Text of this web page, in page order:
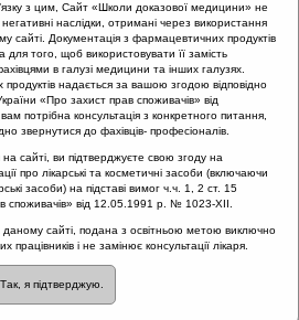
Василь Іванович
з цим, Сайт «Школи доказової медицини» не
наслідки, отримані через використання
сайті. Документація з фармацевтичних продуктів
того, щоб використовувати її замість
в галузі медицини та інших галузях.
надається за вашою згодою відповідно
«Про захист прав споживачів» від
потрібна консультація з конкретного питання,
звернутися до фахівців- професіоналів.
сайті, ви підтверджуєте свою згоду на
про лікарські та косметичні засоби (включаючи
засоби) на підставі вимог ч.ч. 1, 2 ст. 15
споживачів» від 12.05.1991 р. № 1023-XII.
даному сайті, подана з освітньою метою виключно
і не замінює консультації лікаря.
Так, я підтверджую.